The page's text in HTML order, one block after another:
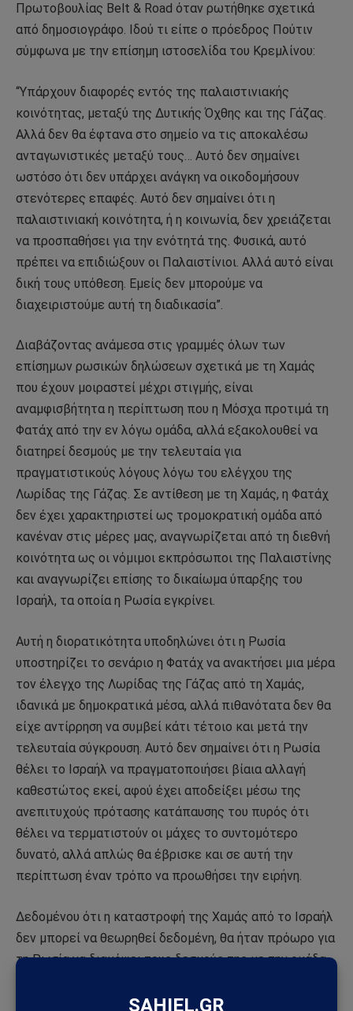
Πρωτοβουλίας Belt & Road όταν ρωτήθηκε σχετικά
από δημοσιογράφο. Ιδού τι είπε ο πρόεδρος Πούτιν
σύμφωνα με την επίσημη ιστοσελίδα του Κρεμλίνου:
“Υπάρχουν διαφορές εντός της παλαιστινιακής
κοινότητας, μεταξύ της Δυτικής Όχθης και της Γάζας.
Αλλά δεν θα έφτανα στο σημείο να τις αποκαλέσω
ανταγωνιστικές μεταξύ τους… Αυτό δεν σημαίνει
ωστόσο ότι δεν υπάρχει ανάγκη να οικοδομήσουν
στενότερες επαφές. Αυτό δεν σημαίνει ότι η
παλαιστινιακή κοινότητα, ή η κοινωνία, δεν χρειάζεται
να προσπαθήσει για την ενότητά της. Φυσικά, αυτό
πρέπει να επιδιώξουν οι Παλαιστίνιοι. Αλλά αυτό είναι
δική τους υπόθεση. Εμείς δεν μπορούμε να
διαχειριστούμε αυτή τη διαδικασία”.
Διαβάζοντας ανάμεσα στις γραμμές όλων των
επίσημων ρωσικών δηλώσεων σχετικά με τη Χαμάς
που έχουν μοιραστεί μέχρι στιγμής, είναι
αναμφισβήτητα η περίπτωση που η Μόσχα προτιμά τη
Φατάχ από την εν λόγω ομάδα, αλλά εξακολουθεί να
διατηρεί δεσμούς με την τελευταία για
πραγματιστικούς λόγους λόγω του ελέγχου της
Λωρίδας της Γάζας. Σε αντίθεση με τη Χαμάς, η Φατάχ
δεν έχει χαρακτηριστεί ως τρομοκρατική ομάδα από
κανέναν στις μέρες μας, αναγνωρίζεται από τη διεθνή
κοινότητα ως οι νόμιμοι εκπρόσωποι της Παλαιστίνης
και αναγνωρίζει επίσης το δικαίωμα ύπαρξης του
Ισραήλ, τα οποία η Ρωσία εγκρίνει.
Αυτή η διορατικότητα υποδηλώνει ότι η Ρωσία
υποστηρίζει το σενάριο η Φατάχ να ανακτήσει μια μέρα
τον έλεγχο της Λωρίδας της Γάζας από τη Χαμάς,
ιδανικά με δημοκρατικά μέσα, αλλά πιθανότατα δεν θα
είχε αντίρρηση να συμβεί κάτι τέτοιο και μετά την
τελευταία σύγκρουση. Αυτό δεν σημαίνει ότι η Ρωσία
θέλει το Ισραήλ να πραγματοποιήσει βίαια αλλαγή
καθεστώτος εκεί, αφού έχει αποδείξει μέσω της
ανεπιτυχούς πρότασης κατάπαυσης του πυρός ότι
θέλει να τερματιστούν οι μάχες το συντομότερο
δυνατό, αλλά απλώς θα έβρισκε και σε αυτή την
περίπτωση έναν τρόπο να προωθήσει την ειρήνη.
Δεδομένου ότι η καταστροφή της Χαμάς από το Ισραήλ
δεν μπορεί να θεωρηθεί δεδομένη, θα ήταν πρόωρο για
τη Ρωσία να διακόψει τους δεσμούς της με την ομάδα
γεγονός ότι έχει προβεί σε αδιαμφισβήτητες